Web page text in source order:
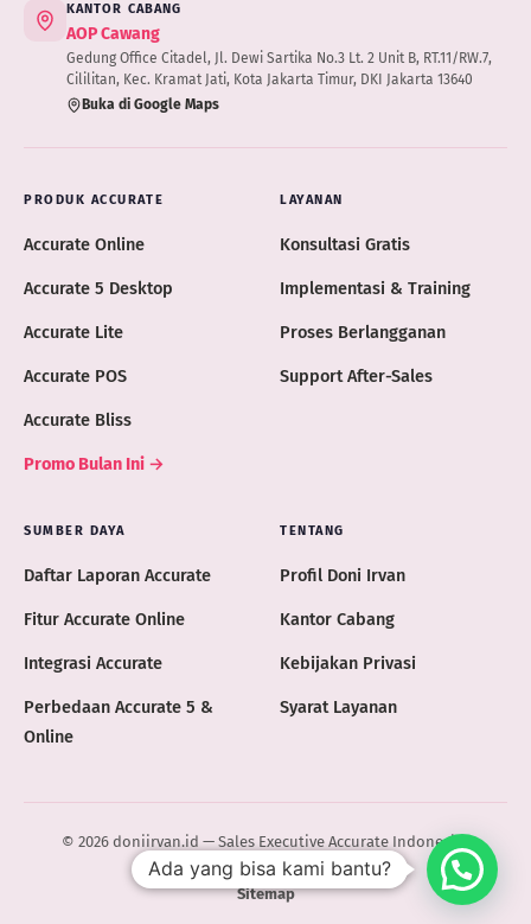
KANTOR CABANG
AOP Cawang
Gedung Office Citadel, Jl. Dewi Sartika No.3 Lt. 2 Unit B, RT.11/RW.7,
Cililitan, Kec. Kramat Jati, Kota Jakarta Timur, DKI Jakarta 13640
Buka di Google Maps
PRODUK ACCURATE
Accurate Online
Accurate 5 Desktop
Accurate Lite
Accurate POS
Accurate Bliss
Promo Bulan Ini →
LAYANAN
Konsultasi Gratis
Implementasi & Training
Proses Berlangganan
Support After-Sales
SUMBER DAYA
Daftar Laporan Accurate
Fitur Accurate Online
Integrasi Accurate
Perbedaan Accurate 5 &
Online
TENTANG
Profil Doni Irvan
Kantor Cabang
Kebijakan Privasi
Syarat Layanan
© 2026 doniirvan.id — Sales Executive Accurate Indonesia ·
ACCURATE.ID
Sitemap
Ada yang bisa kami bantu?